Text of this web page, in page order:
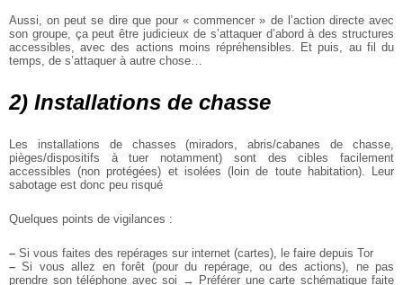
Aussi, on peut se dire que pour « commencer » de l’action directe avec
son groupe, ça peut être judicieux de s’attaquer d’abord à des structures
accessibles, avec des actions moins répréhensibles. Et puis, au fil du
temps, de s’attaquer à autre chose…
2) Installations de chasse
Les installations de chasses (miradors, abris/cabanes de chasse,
pièges/dispositifs à tuer notamment) sont des cibles facilement
accessibles (non protégées) et isolées (loin de toute habitation). Leur
sabotage est donc peu risqué
Quelques points de vigilances :
– Si vous faites des repérages sur internet (cartes), le faire depuis Tor
– Si vous allez en forêt (pour du repérage, ou des actions), ne pas
prendre son téléphone avec soi → Préférer une carte schématique faite